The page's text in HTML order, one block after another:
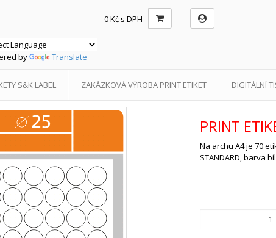
0 Kč s DPH
by Translate
S&K LABEL ZAKÁZKOVÁ VÝROBA PRINT ETIKET DIGITÁLNÍ
PRINT
Na archu A4 je 70
STANDARD, barva